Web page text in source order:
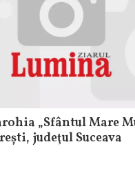
„Sfântul Mare
judeţul Suceava